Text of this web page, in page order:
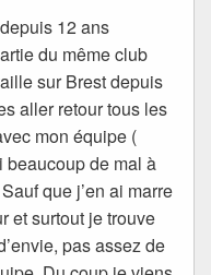
12 ans
du même club
sur Brest depuis
aller retour tous les
mon équipe (
beaucoup de mal à
que j’en ai marre
et surtout je trouve
pas assez de